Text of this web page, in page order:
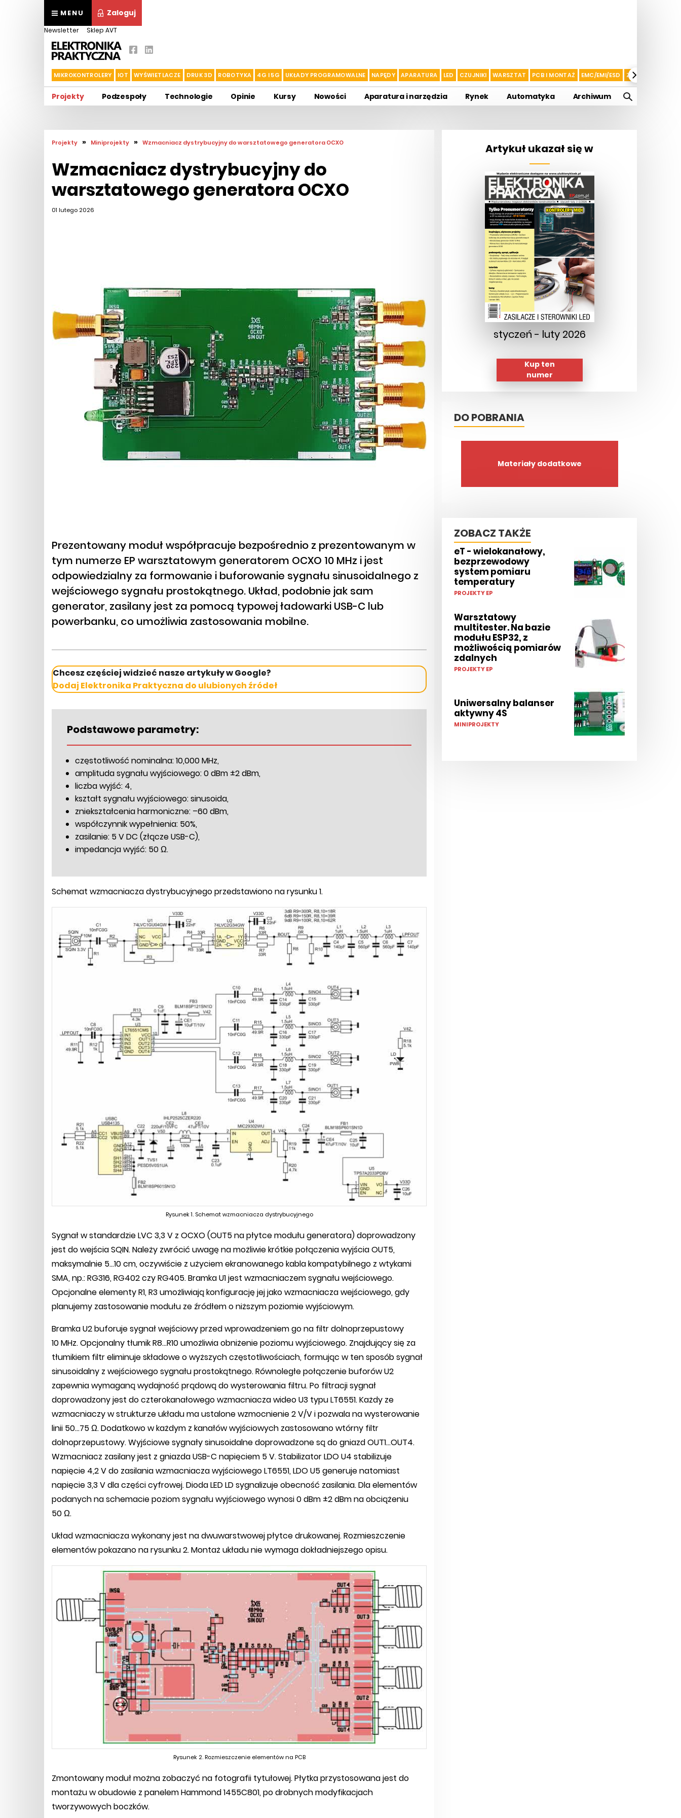
MENU Zaloguj
Newsletter Sklep AVT
MIKROKONTROLERY IOT WYŚWIETLACZE DRUK 3D ROBOTYKA 4G I 5G UKŁADY PROGRAMOWALNE NAPĘDY APARATURA LED CZUJNIKI WARSZTAT PCB I MONTAŻ EMC/EMI/ESD ZASILANIE I
Projekty Podzespoły Technologie Opinie Kursy Nowości Aparatura i narzędzia Rynek Automatyka Archiwum
Projekty » Miniprojekty » Wzmacniacz dystrybucyjny do warsztatowego generatora OCXO
Wzmacniacz dystrybucyjny do
warsztatowego generatora OCXO
01 lutego 2026
Prezentowany moduł współpracuje bezpośrednio z prezentowanym w
tym numerze EP warsztatowym generatorem OCXO 10 MHz i jest
odpowiedzialny za formowanie i buforowanie sygnału sinusoidalnego z
wejściowego sygnału prostokątnego. Układ, podobnie jak sam
generator, zasilany jest za pomocą typowej ładowarki USB-C lub
powerbanku, co umożliwia zastosowania mobilne.
Chcesz częściej widzieć nasze artykuły w Google?
Dodaj Elektronika Praktyczna do ulubionych źródeł
Podstawowe parametry:
częstotliwość nominalna: 10,000 MHz,
amplituda sygnału wyjściowego: 0 dBm ±2 dBm,
liczba wyjść: 4,
kształt sygnału wyjściowego: sinusoida,
zniekształcenia harmoniczne: –60 dBm,
współczynnik wypełnienia: 50%,
zasilanie: 5 V DC (złącze USB-C),
impedancja wyjść: 50 Ω.
Schemat wzmacniacza dystrybucyjnego przedstawiono na rysunku 1.
Rysunek 1. Schemat wzmacniacza dystrybucyjnego
Sygnał w standardzie LVC 3,3 V z OCXO (OUT5 na płytce modułu generatora) doprowadzony
jest do wejścia SQIN. Należy zwrócić uwagę na możliwie krótkie połączenia wyjścia OUT5,
maksymalnie 5...10 cm, oczywiście z użyciem ekranowanego kabla kompatybilnego z wtykami
SMA, np.: RG316, RG402 czy RG405. Bramka U1 jest wzmacniaczem sygnału wejściowego.
Opcjonalne elementy R1, R3 umożliwiają konfigurację jej jako wzmacniacza wejściowego, gdy
planujemy zastosowanie modułu ze źródłem o niższym poziomie wyjściowym.
Bramka U2 buforuje sygnał wejściowy przed wprowadzeniem go na filtr dolnoprzepustowy
10 MHz. Opcjonalny tłumik R8...R10 umożliwia obniżenie poziomu wyjściowego. Znajdujący się za
tłumikiem filtr eliminuje składowe o wyższych częstotliwościach, formując w ten sposób sygnał
sinusoidalny z wejściowego sygnału prostokątnego. Równoległe połączenie buforów U2
zapewnia wymaganą wydajność prądową do wysterowania filtru. Po filtracji sygnał
doprowadzony jest do czterokanałowego wzmacniacza wideo U3 typu LT6551. Każdy ze
wzmacniaczy w strukturze układu ma ustalone wzmocnienie 2 V/V i pozwala na wysterowanie
linii 50...75 Ω. Dodatkowo w każdym z kanałów wyjściowych zastosowano wtórny filtr
dolnoprzepustowy. Wyjściowe sygnały sinusoidalne doprowadzone są do gniazd OUT1...OUT4.
Wzmacniacz zasilany jest z gniazda USB-C napięciem 5 V. Stabilizator LDO U4 stabilizuje
napięcie 4,2 V do zasilania wzmacniacza wyjściowego LT6551, LDO U5 generuje natomiast
napięcie 3,3 V dla części cyfrowej. Dioda LED LD sygnalizuje obecność zasilania. Dla elementów
podanych na schemacie poziom sygnału wyjściowego wynosi 0 dBm ±2 dBm na obciążeniu
50 Ω.
Układ wzmacniacza wykonany jest na dwuwarstwowej płytce drukowanej. Rozmieszczenie
elementów pokazano na rysunku 2. Montaż układu nie wymaga dokładniejszego opisu.
Rysunek 2. Rozmieszczenie elementów na PCB
Zmontowany moduł można zobaczyć na fotografii tytułowej. Płytka przystosowana jest do
montażu w obudowie z panelem Hammond 1455C801, po drobnych modyfikacjach
tworzywowych boczków.
Artykuł ukazał się w
styczeń - luty 2026
Kup ten
numer
DO POBRANIA
Materiały dodatkowe
ZOBACZ TAKŻE
eT - wielokanałowy,
bezprzewodowy
system pomiaru
temperatury
PROJEKTY EP
Warsztatowy
multitester. Na bazie
modułu ESP32, z
możliwością pomiarów
zdalnych
PROJEKTY EP
Uniwersalny balanser
aktywny 4S
MINIPROJEKTY